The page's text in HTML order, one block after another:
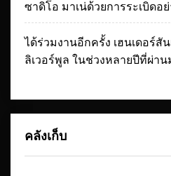
ซาดิโอ มาเน่ด้วยการระเบิดอ
ได้ร่วมงานอีกครั้ง เฮนเดอร์
ลิเวอร์พูล ในช่วงหลายปีที่ผ่าน
คลังเก็บ